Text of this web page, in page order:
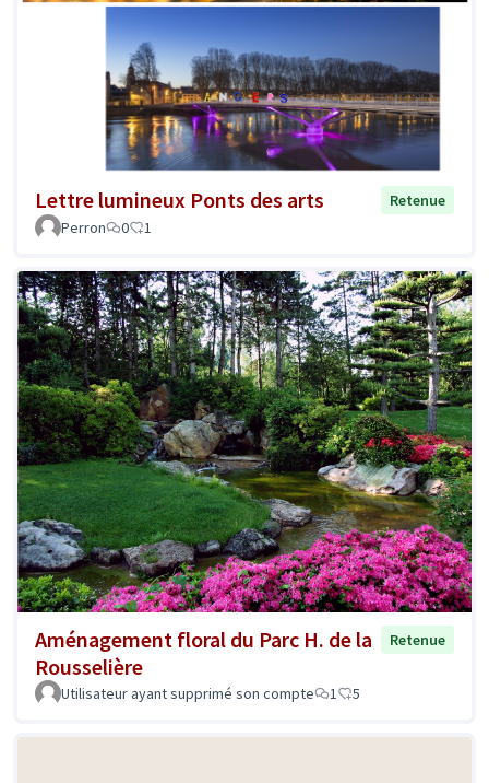
Lettre lumineux Ponts des arts
Retenue
Perron
0 1
Aménagement floral du Parc H. de la
Rousselière
Retenue
Utilisateur ayant supprimé son compte 1 5